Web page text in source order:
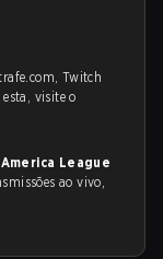
Twitch
visite o
League
ao vivo,